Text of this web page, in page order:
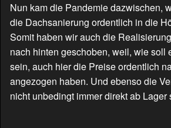
Nun kam die Pandemie dazwischen,
die Dachsanierung ordentlich in die
Somit haben wir auch die
nach hinten geschoben, weil, wie soll
sein, auch hier die Preise ordentlich
angezogen haben. Und ebenso die
nicht unbedingt immer direkt ab Lager